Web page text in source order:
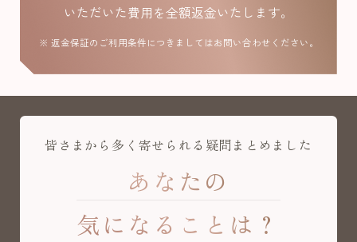
いただいた費用を全額返金いたします。
※ 返金保証のご利用条件につきましてはお問い合わせください。
皆さまから多く寄せられる疑問まとめました
あなたの
気になることは？